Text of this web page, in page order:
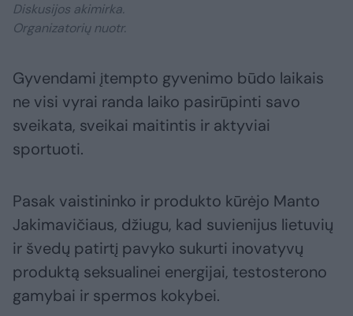
Diskusijos akimirka.
Organizatorių nuotr.
Gyvendami įtempto gyvenimo būdo laikais
ne visi vyrai randa laiko pasirūpinti savo
sveikata, sveikai maitintis ir aktyviai
sportuoti.
Pasak vaistininko ir produkto kūrėjo Manto
Jakimavičiaus, džiugu, kad suvienijus lietuvių
ir švedų patirtį pavyko sukurti inovatyvų
produktą seksualinei energijai, testosterono
gamybai ir spermos kokybei.